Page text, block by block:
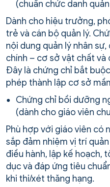
(chuẩn chức danh
Dành cho hiệu trưởng,
trẻ và cán bộ quản lý.
nội dung quản lý nhân
chính – cơ sở vật chất và
Đây là chứng chỉ bắt
phép thành lập cơ sở
Chứng chỉ bồi dưỡng
(dành cho giáo viên
Phù hợp với giáo viên có
sắp đảm nhiệm vị trí
điều hành, lập kế hoạch,
dục và đáp ứng tiêu
khi thi/xét thăng hạng.